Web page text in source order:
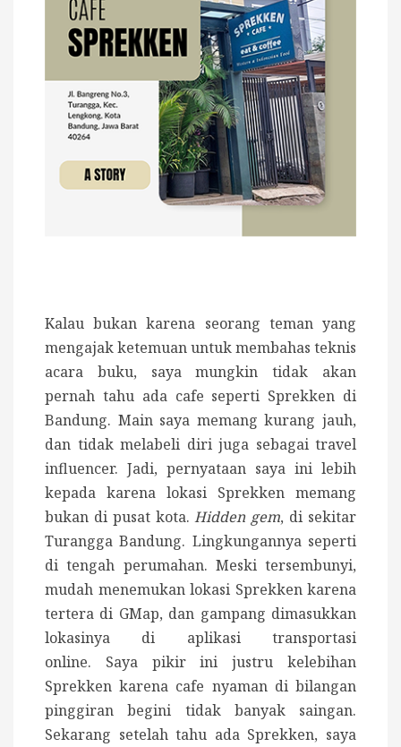
Kalau bukan karena seorang teman yang
mengajak ketemuan untuk membahas teknis
acara buku, saya mungkin tidak akan
pernah tahu ada cafe seperti Sprekken di
Bandung. Main saya memang kurang jauh,
dan tidak melabeli diri juga sebagai travel
influencer. Jadi, pernyataan saya ini lebih
kepada karena lokasi Sprekken memang
bukan di pusat kota.Hidden gem, di sekitar
Turangga Bandung. Lingkungannya seperti
di tengah perumahan. Meski tersembunyi,
mudah menemukan lokasi Sprekken karena
tertera di GMap, dan gampang dimasukkan
lokasinya di aplikasi transportasi
online. Saya pikir ini justru kelebihan
Sprekken karena cafe nyaman di bilangan
pinggiran begini tidak banyak saingan.
Sekarang setelah tahu ada Sprekken, saya